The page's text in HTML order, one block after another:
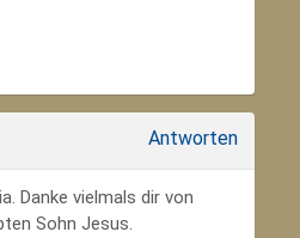
Antworten
Danke vielmals dir von
Sohn Jesus.